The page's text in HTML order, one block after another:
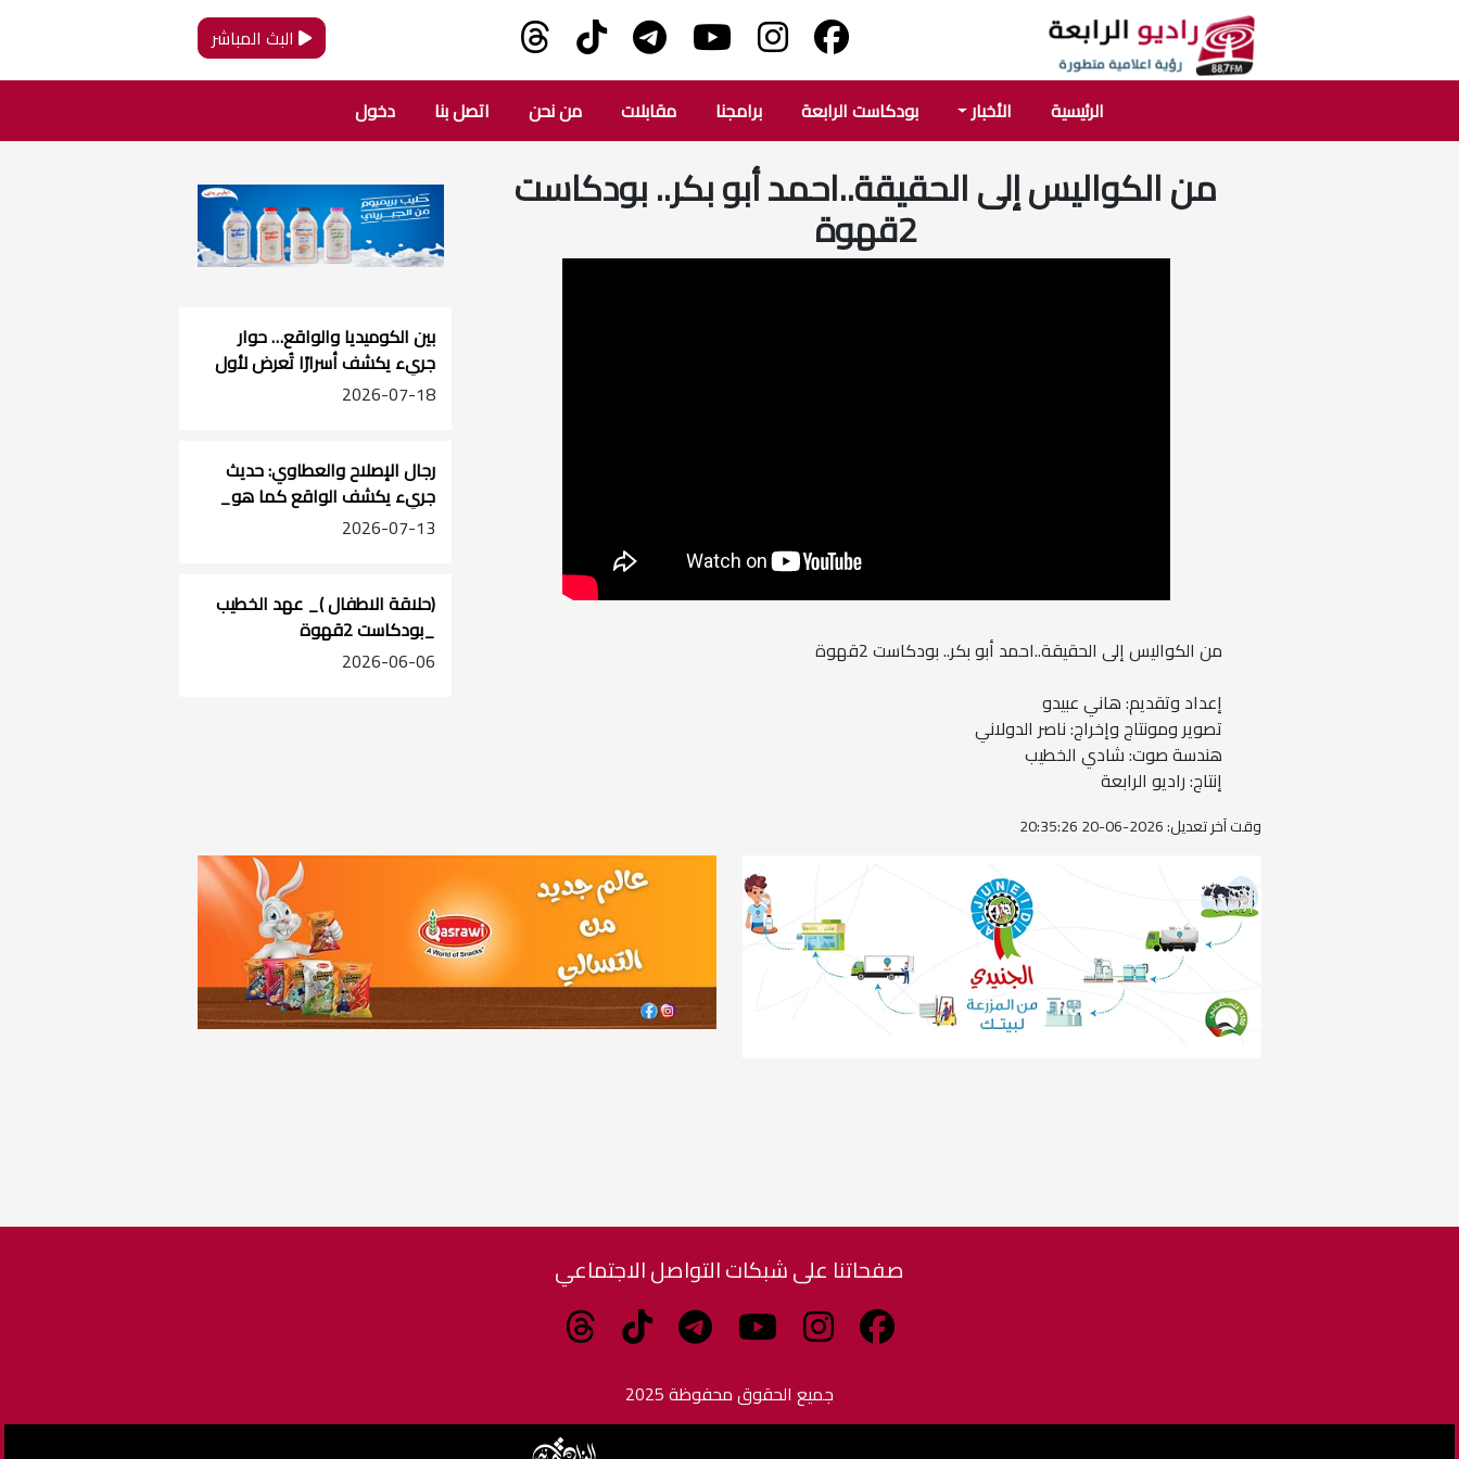
البث المباشر
الرئيسية الأخبار بودكاست الرابعة برامجنا مقابلات من نحن اتصل بنا دخول
من الكواليس إلى الحقيقة..احمد أبو بكر.. بودكاست
2قهوة
من الكواليس إلى الحقيقة..احمد أبو بكر.. بودكاست 2قهوة
إعداد وتقديم: هاني عبيدو
تصوير ومونتاج وإخراج: ناصر الدولاني
هندسة صوت: شادي الخطيب
إنتاج: راديو الرابعة
بين الكوميديا والواقع… حوار
جريء يكشف أسرارًا تُعرض لأول
مرة | منتمي أبو عرب في
2026-07-18
رجال الإصلاح والعطاوي: حديث
جريء يكشف الواقع كما هو_
بودكاست حديث المدينة_الحلقة
2026-07-13
(حلاقة الاطفال )_ عهد الخطيب
_بودكاست 2قهوة
2026-06-06
وقت آخر تعديل: 2026-06-20 20:35:26
صفحاتنا على شبكات التواصل الاجتماعي
جميع الحقوق محفوظة 2025